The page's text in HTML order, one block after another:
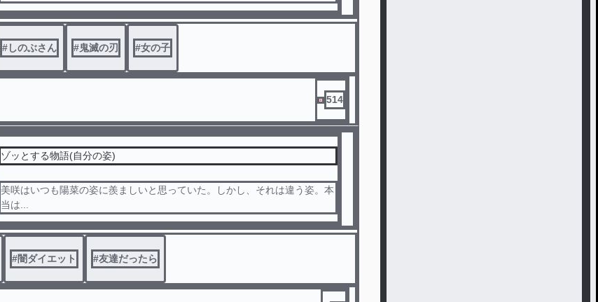
の所に連れていった。すると...
#しのぶさん #鬼滅の刃 #女の子
514
ゾッとする物語(自分の姿)
美咲はいつも陽菜の姿に羨ましいと思っていた。しかし、それは違う姿。本
当は...
#闇ダイエット #友達だったら